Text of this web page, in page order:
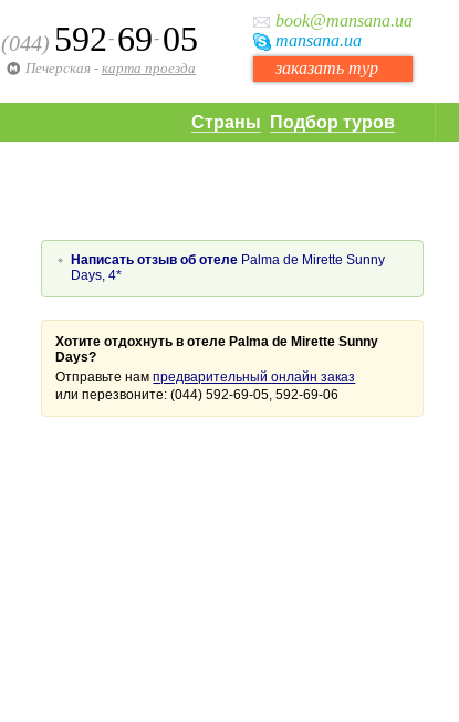
book@mansana.ua
mansana.ua
заказать тур
(044) 592- 69- 05
Печерская - карта проезда
Страны Подбор туров
Написать отзыв об отеле Palma de Mirette Sunny
Days, 4*
Хотите отдохнуть в отеле Palma de Mirette Sunny
Days?
Отправьте нампредварительный онлайн заказ
или перезвоните: (044) 592-69-05, 592-69-06